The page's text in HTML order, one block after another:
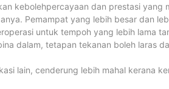
kebolehpercayaan dan prestasi yang
Pemampat yang lebih besar dan
untuk tempoh yang lebih lama
dalam, tetapan tekanan boleh laras
lain, cenderung lebih mahal kerana